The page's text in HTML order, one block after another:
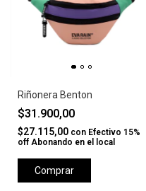
Riñonera Benton
$31.900,00
$27.115,00 con Efectivo 15%
off Abonando en el local
Comprar